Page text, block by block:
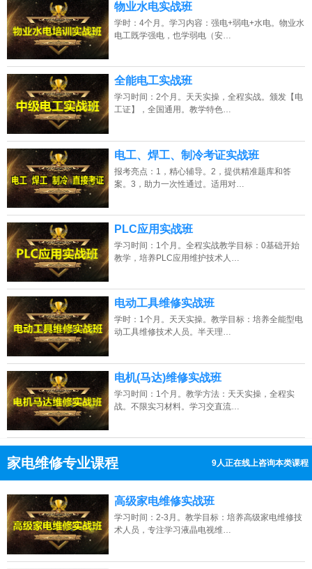
物业水电实战班
学时：4个月。学习内容：强电+弱电+水电。物业水
电工既学强电，也学弱电（安…
全能电工实战班
学习时间：2个月。天天实操，全程实战。颁发【电
工证】，全国通用。教学特色…
电工、焊工、制冷考证实战班
报考亮点：1，精心辅导。2，提供精准题库和答
案。3，助力一次性通过。适用对…
PLC应用实战班
学习时间：1个月。全程实战教学目标：0基础开始
教学，培养PLC应用维护技术人…
电动工具维修实战班
学时：1个月。天天实操。教学目标：培养全能型电
动工具维修技术人员。半天理…
电机(马达)维修实战班
学习时间：1个月。教学方法：天天实操，全程实
战。不限实习材料。学习交直流…
家电维修专业课程 13人正在线上咨询本类课程
点击免费咨询电话：13807313137
高级家电维修实战班
学习时间：2-3月。教学目标：培养高级家电维修技
术人员，专注学习液晶电视维…